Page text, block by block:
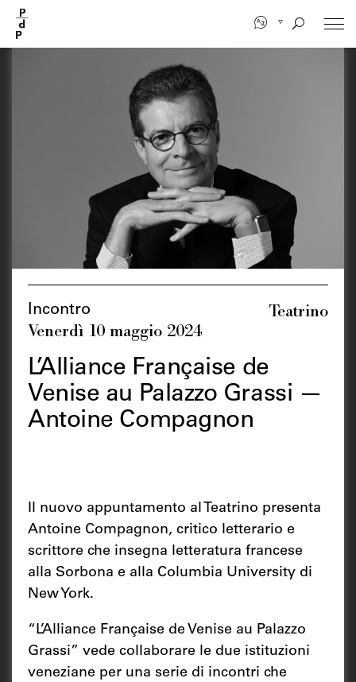
contenuto
principale
Incontro
Venerdì 10 maggio 2024
Teatrino
L’Alliance Française de
Venise au Palazzo Grassi —
Antoine Compagnon
Il nuovo appuntamento al Teatrino presenta
Antoine Compagnon, critico letterario e
scrittore che insegna letteratura francese
alla Sorbona e alla Columbia University di
New York.
“L’Alliance Française de Venise au Palazzo
Grassi” vede collaborare le due istituzioni
veneziane per una serie di incontri che